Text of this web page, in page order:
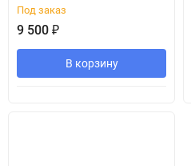
Под заказ
9 500 ₽
В корзину